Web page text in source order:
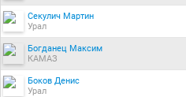
Секулич Мартин
Урал
Богданец Максим
КАМАЗ
Боков Денис
Урал